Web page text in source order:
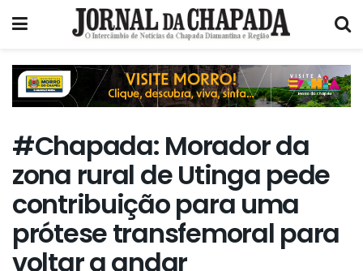
#Chapada: Morador da
zona rural de Utinga pede
contribuição para uma
prótese transfemoral para
voltar a andar